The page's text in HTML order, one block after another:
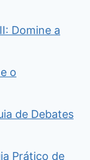
Domine a
o
de Debates
Prático de